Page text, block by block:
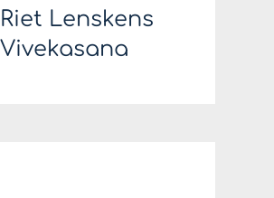
Riet Lenskens
Vivekasana